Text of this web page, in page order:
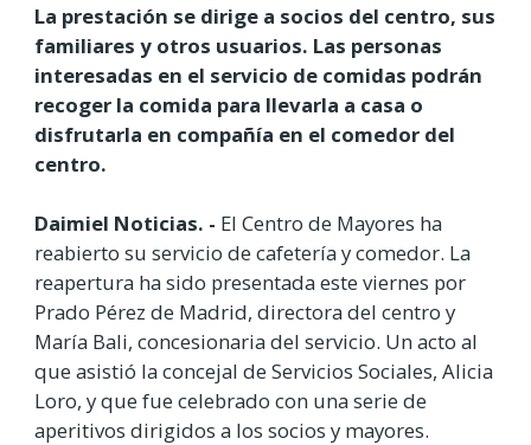
La prestación se dirige a socios del centro, sus
familiares y otros usuarios. Las personas
interesadas en el servicio de comidas podrán
recoger la comida para llevarla a casa o
disfrutarla en compañía en el comedor del
centro.
Daimiel Noticias. - El Centro de Mayores ha
reabierto su servicio de cafetería y comedor. La
reapertura ha sido presentada este viernes por
Prado Pérez de Madrid, directora del centro y
María Bali, concesionaria del servicio. Un acto al
que asistió la concejal de Servicios Sociales, Alicia
Loro, y que fue celebrado con una serie de
aperitivos dirigidos a los socios y mayores.